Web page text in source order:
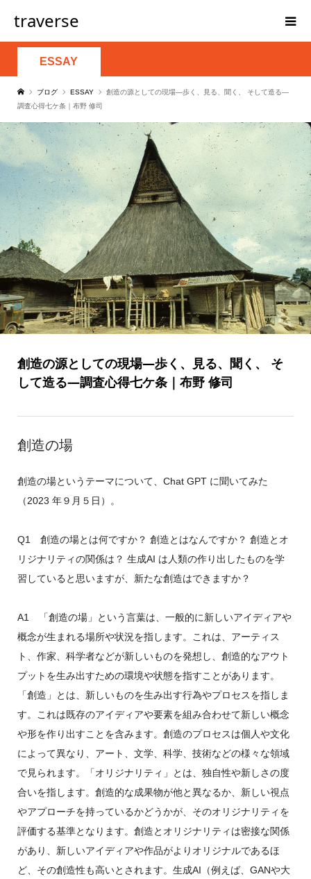
traverse
ESSAY
ブログ ESSAY
創造の源としての現場―歩く、見る、聞く、 そして造る―
調査心得七ケ条｜布野 修司
創造の源としての現場―歩く、見る、聞く、 そ
して造る―調査心得七ケ条｜布野 修司
創造の場
創造の場というテーマについて、Chat GPT に聞いてみた
（2023 年９月５日）。
Q1 創造の場とは何ですか？ 創造とはなんですか？ 創造とオ
リジナリティの関係は？ 生成AI は人類の作り出したものを学
習していると思いますが、新たな創造はできますか？
A1 「創造の場」という言葉は、一般的に新しいアイディアや
概念が生まれる場所や状況を指します。これは、アーティス
ト、作家、科学者などが新しいものを発想し、創造的なアウト
プットを生み出すための環境や状態を指すことがあります。
「創造」とは、新しいものを生み出す行為やプロセスを指しま
す。これは既存のアイディアや要素を組み合わせて新しい概念
や形を作り出すことを含みます。創造のプロセスは個人や文化
によって異なり、アート、文学、科学、技術などの様々な領域
で見られます。「オリジナリティ」とは、独自性や新しさの度
合いを指します。創造的な成果物が他と異なるか、新しい視点
やアプローチを持っているかどうかが、そのオリジナリティを
評価する基準となります。創造とオリジナリティは密接な関係
があり、新しいアイディアや作品がよりオリジナルであるほ
ど、その創造性も高いとされます。生成AI（例えば、GANや大